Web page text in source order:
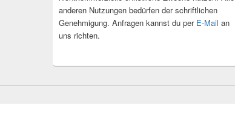
anderen Nutzungen bedürfen der schriftlichen
Genehmigung. Anfragen kannst du per E-Mail an
uns richten.